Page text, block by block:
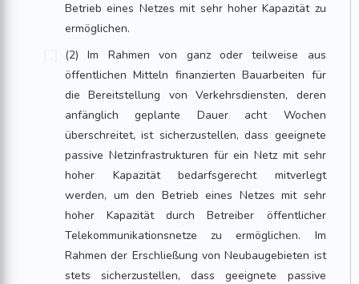
Betrieb eines Netzes mit sehr hoher Kapazität zu
ermöglichen.
(2) Im Rahmen von ganz oder teilweise aus
öffentlichen Mitteln finanzierten Bauarbeiten für
die Bereitstellung von Verkehrsdiensten, deren
anfänglich geplante Dauer acht Wochen
überschreitet, ist sicherzustellen, dass geeignete
passive Netzinfrastrukturen für ein Netz mit sehr
hoher Kapazität bedarfsgerecht mitverlegt
werden, um den Betrieb eines Netzes mit sehr
hoher Kapazität durch Betreiber öffentlicher
Telekommunikationsnetze zu ermöglichen. Im
Rahmen der Erschließung von Neubaugebieten ist
stets sicherzustellen, dass geeignete passive